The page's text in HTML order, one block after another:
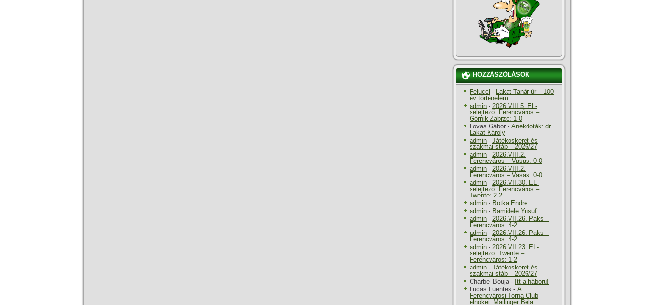
HOZZÁSZÓLÁSOK
Felucci - Lakat Tanár úr – 100
év történelem
admin - 2026.VIII.5. EL-
selejtező: Ferencváros –
Górnik Zabrze: 1-0
Lovas Gábor - Anekdoták: dr.
Lakat Károly
admin - Játékoskeret és
szakmai stáb – 2026/27
admin - 2026.VIII.2.
Ferencváros – Vasas: 0-0
admin - 2026.VIII.2.
Ferencváros – Vasas: 0-0
admin - 2026.VII.30. EL-
selejtező: Ferencváros –
Twente: 2-2
admin - Botka Endre
admin - Bamidele Yusuf
admin - 2026.VII.26. Paks –
Ferencváros: 4-2
admin - 2026.VII.26. Paks –
Ferencváros: 4-2
admin - 2026.VII.23. EL-
selejtező: Twente –
Ferencváros: 1-2
admin - Játékoskeret és
szakmai stáb – 2026/27
Charbel Bouja- Itt a háboru!
Lucas Fuentes - A
Ferencvárosi Torna Club
elnökei: Mailinger Béla